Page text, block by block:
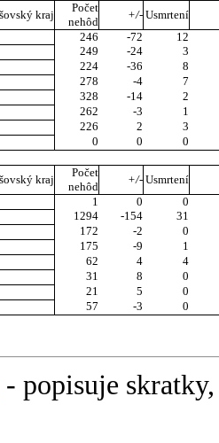
kraj
Počet
nehôd
+/- Usmrtení
246 -72
12
249 -24
3
224 -36
8
278 -4
7
328 -14
2
262 -3
1
226 2
3
0 0
0
kraj
Počet
nehôd
+/- Usmrtení
1 0
0
1294 -154
31
172 -2
0
175 -9
1
62 4
4
31 8
0
21 5
0
57 -3 0
- popisuje